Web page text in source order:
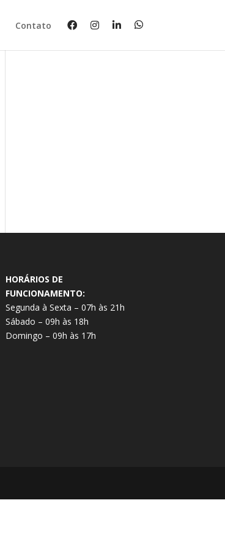
Contato
HORÁRIOS DE
FUNCIONAMENTO:
Segunda à Sexta – 07h às 21h
Sábado – 09h às 18h
Domingo – 09h às 17h